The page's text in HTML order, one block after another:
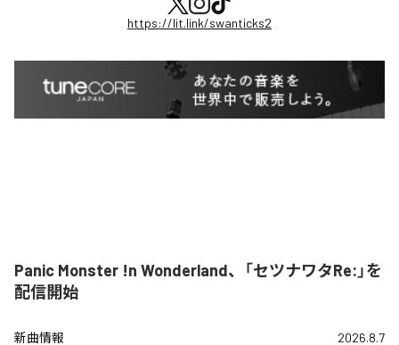
https://lit.link/swanticks2
Panic Monster !n Wonderland、「セツナワタRe:」を
配信開始
新曲情報 2026.8.7